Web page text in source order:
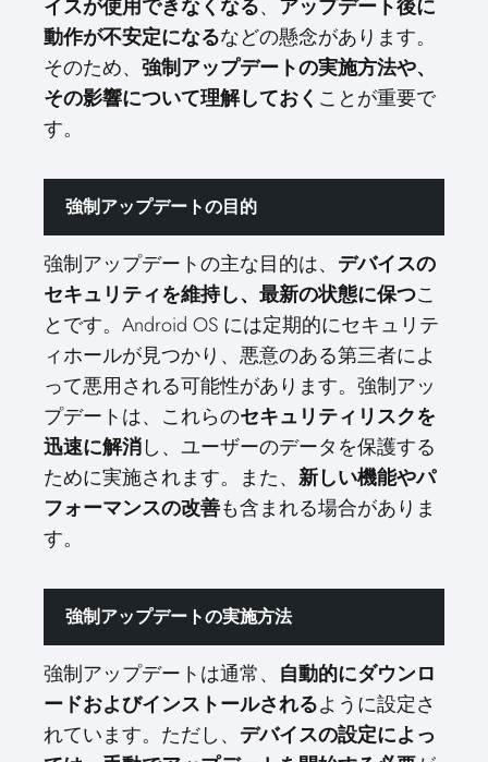
イスが使用できなくなる、 アップデート後に
動作が不安定になるなどの懸念があります。
そのため、 強制アップデートの実施方法や、
その影響について理解しておく ことが重要で
す。
強制アップデートの目的
強制アップデートの主な目的は、 デバイスの
セキュリティを維持し、最新の状態に保つこ
とです。Android OS には定期的にセキュリテ
ィホールが見つかり、悪意のある第三者によ
って悪用される可能性があります。強制アッ
プデートは、これらのセキュリティリスクを
迅速に解消し、ユーザーのデータを保護する
ために実施されます。また、 新しい機能やパ
フォーマンスの改善も含まれる場合がありま
す。
強制アップデートの実施方法
強制アップデートは通常、 自動的にダウンロ
ードおよびインストールされるように設定さ
れています。ただし、 デバイスの設定によっ